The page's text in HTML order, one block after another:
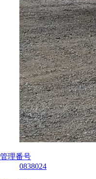
管理番号
0838024